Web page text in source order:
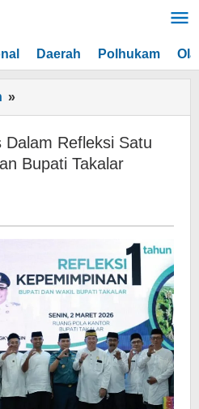
Daerah Polhukam
»
Program
Prioritas
Refleksi
Takalar
Refleksi Satu
Bupati Takalar